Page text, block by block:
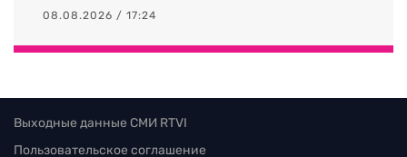
08.08.2026 / 17:24
Выходные данные СМИ RTVI
Пользовательское соглашение